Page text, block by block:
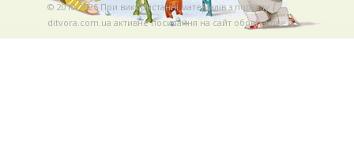
© 2010-2026 При використаннi матерiалiв з порталу
ditvora.com.ua активне посилання на сайт обов'язкове. .